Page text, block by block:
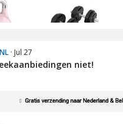
· Jul 27
niet!